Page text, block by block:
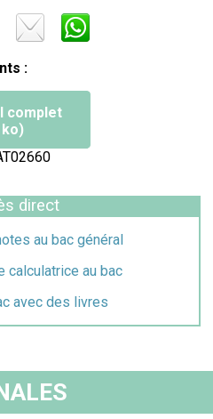
:
complet
ko)
direct
au bac général
calculatrice au bac
avec des livres